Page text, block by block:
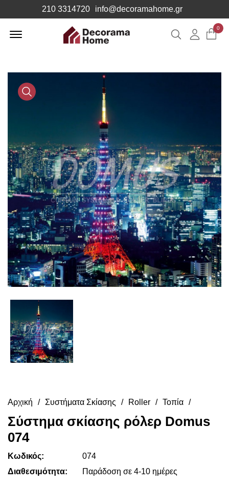
210 3314720 info@decoramahome.gr
Αναζήτηση
0
Media
Αρχική Συστήματα Σκίασης Roller Τοπία
Σύστημα σκίασης ρόλερ Domus
074
Κωδικός:
074
Διαθεσιμότητα:
Παράδοση σε 4-10 ημέρες